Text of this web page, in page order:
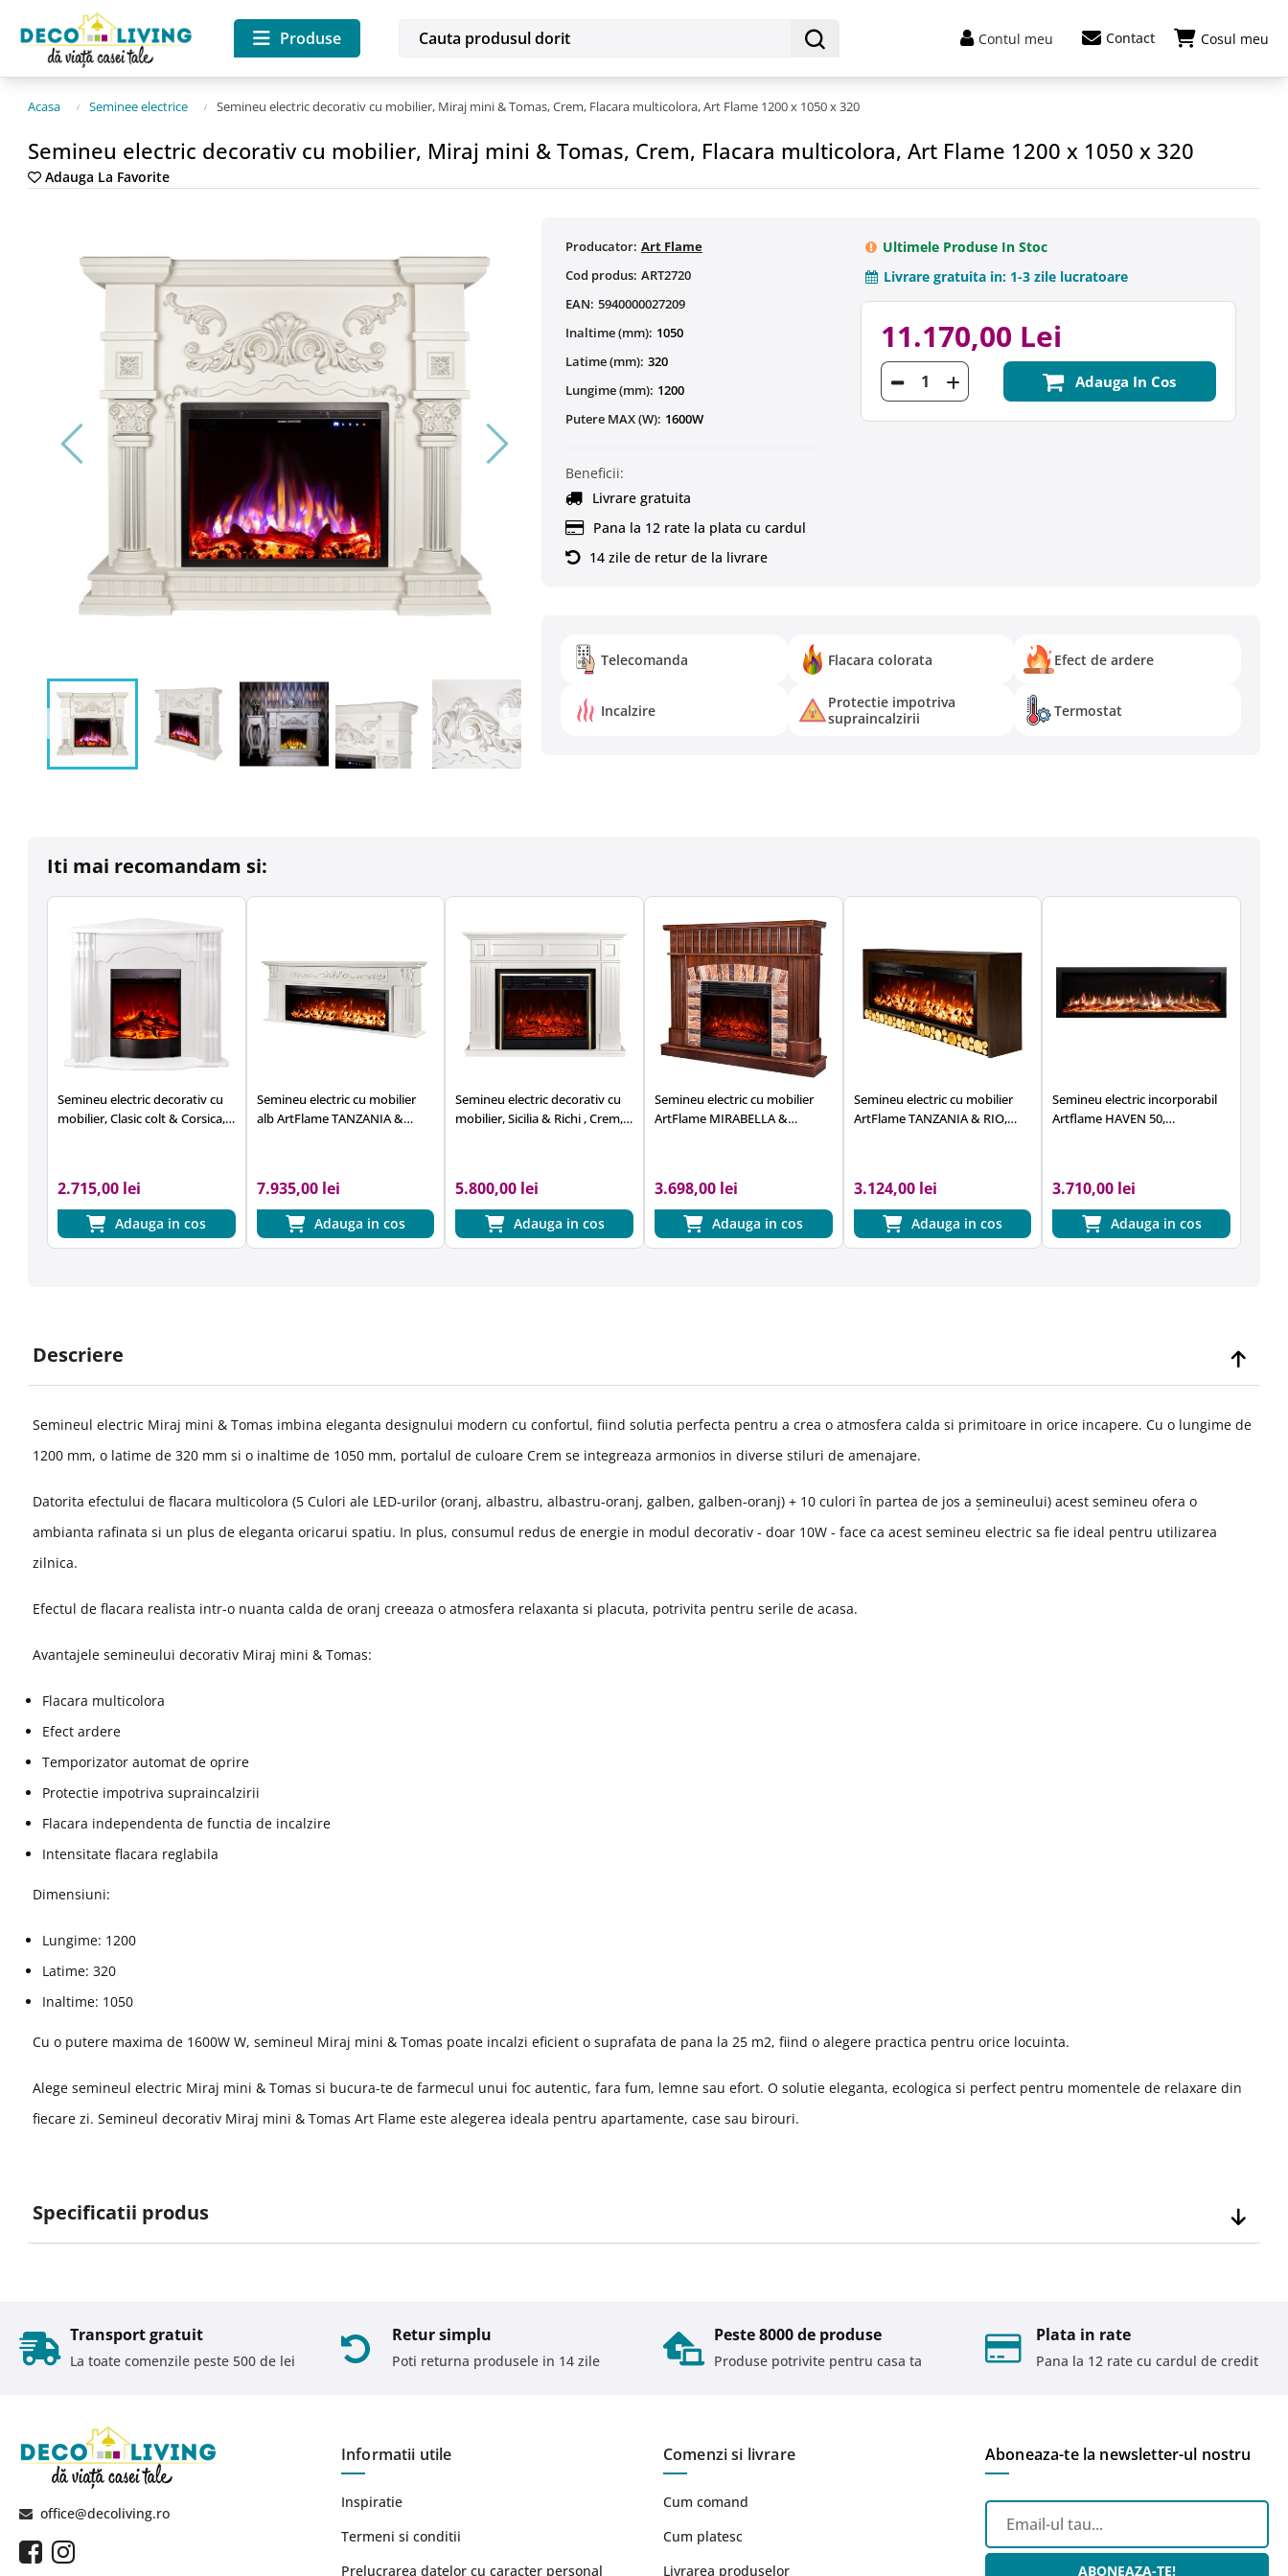
Produse Contul meu Contact Cosul meu
Acasa Seminee electrice Semineu electric decorativ cu mobilier, Miraj mini & Tomas, Crem, Flacara multicolora, Art Flame 1200 x 1050 x 320
Semineu electric decorativ cu mobilier, Miraj mini & Tomas, Crem, Flacara multicolora, Art Flame 1200 x 1050 x 320
Adauga La Favorite
Producator: Art Flame
Cod produs: ART2720
EAN: 5940000027209
Inaltime (mm): 1050
Latime (mm): 320
Lungime (mm): 1200
Putere MAX (W): 1600W
Beneficii:
Livrare gratuita
Pana la 12 rate la plata cu cardul
14 zile de retur de la livrare
Ultimele Produse In Stoc
Livrare gratuita in: 1-3 zile lucratoare
11.170,00 Lei
Adauga In Cos
Telecomanda Flacara colorata Efect de ardere
Incalzire
Protectie impotriva
supraincalzirii
Termostat
Iti mai recomandam si:
Semineu electric decorativ cu
mobilier, Clasic colt & Corsica,
2.715,00 lei
Adauga in cos
Semineu electric cu mobilier
alb ArtFlame TANZANIA &
telecomanda
7.935,00 lei
Adauga in cos
Semineu electric decorativ cu
mobilier, Sicilia & Richi , Crem,
5.800,00 lei
Adauga in cos
Semineu electric cu mobilier
ArtFlame MIRABELLA &
3.698,00 lei
Adauga in cos
Semineu electric cu mobilier
ArtFlame TANZANIA & RIO,
3.124,00 lei
Adauga in cos
Semineu electric incorporabil
Artflame HAVEN 50,
3.710,00 lei
Adauga in cos
Descriere
Semineul electric Miraj mini & Tomas imbina eleganta designului modern cu confortul, fiind solutia perfecta pentru a crea o atmosfera calda si primitoare in orice incapere. Cu o lungime de
1200 mm, o latime de 320 mm si o inaltime de 1050 mm, portalul de culoare Crem se integreaza armonios in diverse stiluri de amenajare.
Datorita efectului de flacara multicolora (5 Culori ale LED-urilor (oranj, albastru, albastru-oranj, galben, galben-oranj) + 10 culori în partea de jos a șemineului) acest semineu ofera o
ambianta rafinata si un plus de eleganta oricarui spatiu. In plus, consumul redus de energie in modul decorativ - doar 10W - face ca acest semineu electric sa fie ideal pentru utilizarea
zilnica.
Efectul de flacara realista intr-o nuanta calda de oranj creeaza o atmosfera relaxanta si placuta, potrivita pentru serile de acasa.
Avantajele semineului decorativ Miraj mini & Tomas:
Flacara multicolora
Efect ardere
Temporizator automat de oprire
Protectie impotriva supraincalzirii
Flacara independenta de functia de incalzire
Intensitate flacara reglabila
Dimensiuni:
Lungime: 1200
Latime: 320
Inaltime: 1050
Cu o putere maxima de 1600W W, semineul Miraj mini & Tomas poate incalzi eficient o suprafata de pana la 25 m2, fiind o alegere practica pentru orice locuinta.
Alege semineul electric Miraj mini & Tomas si bucura-te de farmecul unui foc autentic, fara fum, lemne sau efort. O solutie eleganta, ecologica si perfect pentru momentele de relaxare din
fiecare zi. Semineul decorativ Miraj mini & Tomas Art Flame este alegerea ideala pentru apartamente, case sau birouri.
Specificatii produs
Transport gratuit
La toate comenzile peste 500 de lei
Retur simplu
Poti returna produsele in 14 zile
Peste 8000 de produse
Produse potrivite pentru casa ta
Plata in rate
Pana la 12 rate cu cardul de credit
office@decoliving.ro
Informatii utile
Inspiratie
Termeni si conditii
Prelucrarea datelor cu caracter personal
Comenzi si livrare
Cum comand
Cum platesc
Livrarea produselor
Aboneaza-te la newsletter-ul nostru
ABONEAZA-TE!